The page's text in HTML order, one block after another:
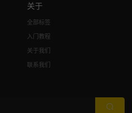
关于
全部标签
入门教程
关于我们
联系我们